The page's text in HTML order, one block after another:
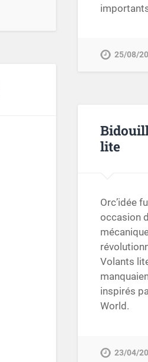
25/08/
lite
Orc’idée
occasion
Volants
inspirés
World.
23/04/